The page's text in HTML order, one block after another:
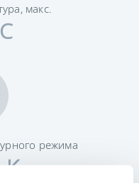
макс.
режима